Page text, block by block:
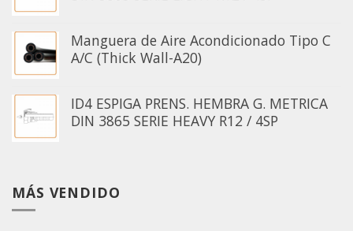
Manguera de Aire Acondicionado Tipo C
A/C (Thick Wall-A20)
ID4 ESPIGA PRENS. HEMBRA G. METRICA
DIN 3865 SERIE HEAVY R12 / 4SP
MÁS VENDIDO